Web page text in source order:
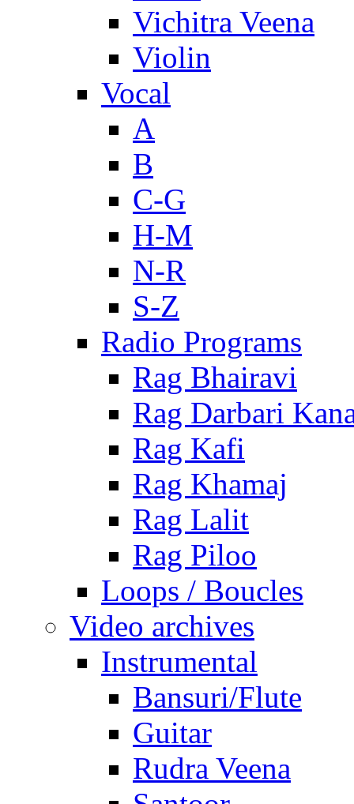
Vichitra Veena
Violin
Vocal
A
B
C-G
H-M
N-R
S-Z
Radio Programs
Rag Bhairavi
Rag Darbari
Rag Kafi
Rag Khamaj
Rag Lalit
Rag Piloo
Loops / Boucles
Video archives
Instrumental
Bansuri/Flute
Guitar
Rudra Veena